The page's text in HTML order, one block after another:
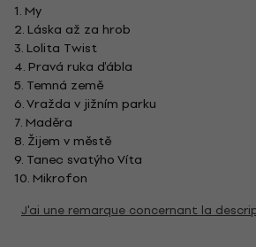
1. My
2. Láska až za hrob
3. Lolita Twist
4. Pravá ruka ďábla
5. Temná země
6. Vražda v jižním parku
7. Maděra
8. Žijem v městě
9. Tanec svatýho Víta
10. Mikrofon
J'ai une remarque concernant la